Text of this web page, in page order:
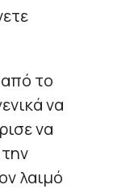
από το
να
να
λαιμό